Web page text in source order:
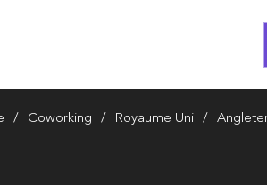
Coworking Royaume Uni